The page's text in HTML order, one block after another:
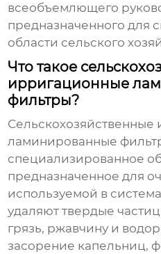
всеобъемлющего
предназначенного для
области сельского
Что такое
ирригационные
фильтры?
ламинированные
специализированное
предназначенное для
используемой в
удаляют твердые
грязь, ржавчину и
засорение капельниц,